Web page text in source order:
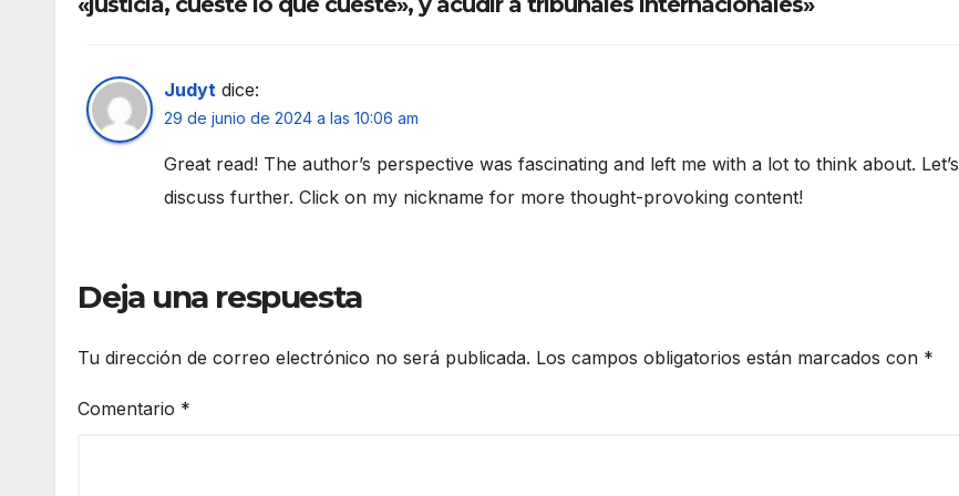
Judyt dice:
29 de junio de 2024 a las 10:06 am
Great read! The author’s perspective was fascinating and left me with a lot to think about. Let’s
discuss further. Click on my nickname for more thought-provoking content!
Deja una respuesta
Tu dirección de correo electrónico no será publicada. Los campos obligatorios están marcados con *
Comentario *